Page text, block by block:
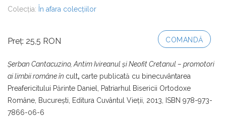
Colecția: În afara colecțiilor
Preț: 25,5 RON COMANDĂ
Şerban Cantacuzino, Antim Ivireanul şi Neofit Cretanul – promotori
ai limbii române în cult, carte publicată cu binecuvântarea
Preafericitului Părinte Daniel, Patriarhul Bisericii Ortodoxe
Române, Bucureşti, Editura Cuvântul Vieţii, 2013, ISBN 978-973-
7866-06-6